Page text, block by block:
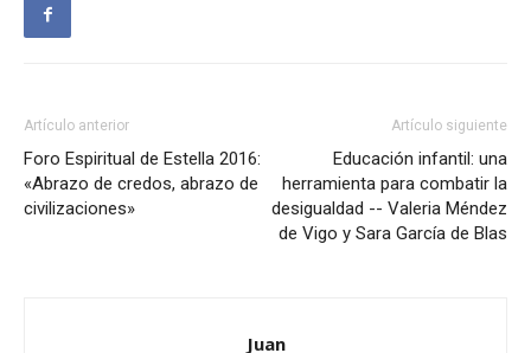
Artículo anterior
Foro Espiritual de Estella 2016:
«Abrazo de credos, abrazo de
civilizaciones»
Artículo siguiente
Educación infantil: una
herramienta para combatir la
desigualdad -- Valeria Méndez
de Vigo y Sara García de Blas
Juan